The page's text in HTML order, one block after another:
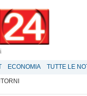
ECONOMIA
TUTTE LE